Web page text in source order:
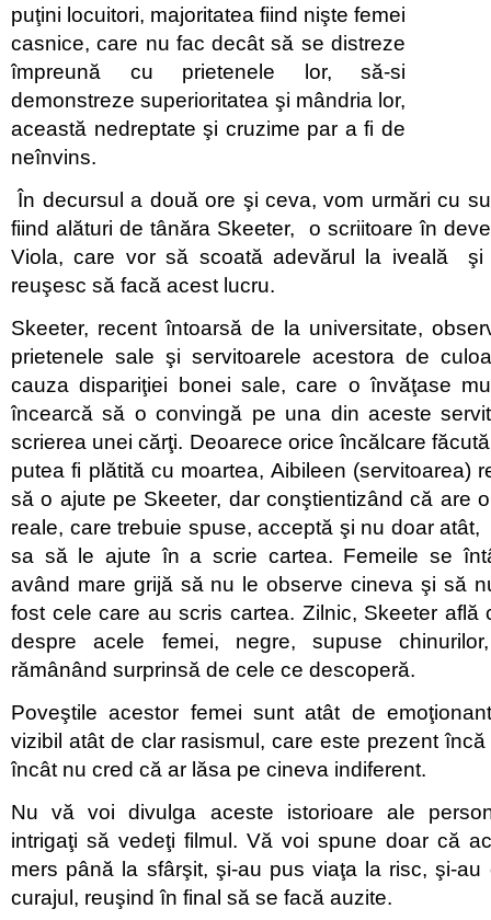
puţini locuitori, majoritatea fiind nişte femei
casnice, care nu fac decât să se distreze
împreună cu prietenele lor, să-si
demonstreze superioritatea şi mândria lor,
această nedreptate şi cruzime par a fi de
neînvins.
În decursul a două ore şi ceva, vom urmări cu
fiind alături de tânăra Skeeter, o scriitoare în
Viola, care vor să scoată adevărul la iveală
reuşesc să facă acest lucru.
Skeeter, recent întoarsă de la universitate,
prietenele sale şi servitoarele acestora de
cauza dispariţiei bonei sale, care o învăţase
încearcă să o convingă pe una din aceste
scrierea unei cărţi. Deoarece orice încălcare
putea fi plătită cu moartea, Aibileen (servitoarea)
să o ajute pe Skeeter, dar conştientizând că are
reale, care trebuie spuse, acceptă şi nu doar
sa să le ajute în a scrie cartea. Femeile se
având mare grijă să nu le observe cineva şi să
fost cele care au scris cartea. Zilnic, Skeeter află
despre acele femei, negre, supuse
rămânând surprinsă de cele ce descoperă.
Poveştile acestor femei sunt atât de
vizibil atât de clar rasismul, care este prezent
încât nu cred că ar lăsa pe cineva indiferent.
Nu vă voi divulga aceste istorioare ale
intrigaţi să vedeţi filmul. Vă voi spune doar că
mers până la sfârşit, şi-au pus viaţa la risc, şi-au
curajul, reuşind în final să se facă auzite.